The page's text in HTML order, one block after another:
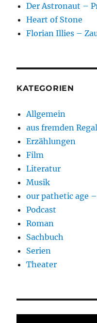
Der Astronaut –
Heart of Stone
Florian Illies –
KATEGORIEN
Allgemein
aus fremden
Erzählungen
Film
Literatur
Musik
our pathetic age
Podcast
Roman
Sachbuch
Serien
Theater